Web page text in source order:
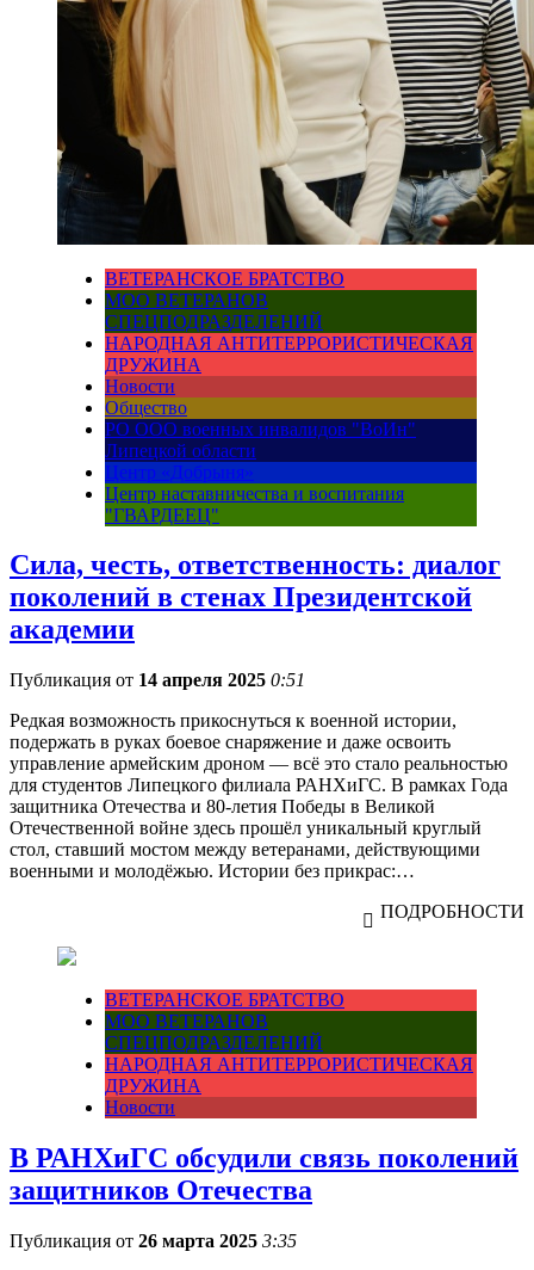
ВЕТЕРАНСКОЕ БРАТСТВО
МОО ВЕТЕРАНОВ
СПЕЦПОДРАЗДЕЛЕНИЙ
НАРОДНАЯ АНТИТЕРРОРИСТИЧЕСКАЯ
ДРУЖИНА
Новости
Общество
РО ООО военных инвалидов "ВоИн"
Липецкой области
Центр «Добрыня»
Центр наставничества и воспитания
"ГВАРДЕЕЦ"
Сила, честь, ответственность: диалог
поколений в стенах Президентской
академии
Публикация от 14 апреля 2025 0:51
Редкая возможность прикоснуться к военной истории,
подержать в руках боевое снаряжение и даже освоить
управление армейским дроном — всё это стало реальностью
для студентов Липецкого филиала РАНХиГС. В рамках Года
защитника Отечества и 80-летия Победы в Великой
Отечественной войне здесь прошёл уникальный круглый
стол, ставший мостом между ветеранами, действующими
военными и молодёжью. Истории без прикрас:…
ПОДРОБНОСТИ
ВЕТЕРАНСКОЕ БРАТСТВО
МОО ВЕТЕРАНОВ
СПЕЦПОДРАЗДЕЛЕНИЙ
НАРОДНАЯ АНТИТЕРРОРИСТИЧЕСКАЯ
ДРУЖИНА
Новости
В РАНХиГС обсудили связь поколений
защитников Отечества
Публикация от 26 марта 2025 3:35